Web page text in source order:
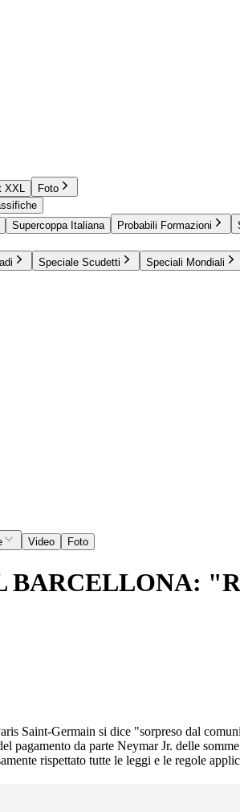
XXL
Foto
Supercoppa Italiana Probabili Formazioni
Speciale Scudetti Speciali Mondiali
Video Foto
BARCELLONA:
Saint-Germain si dice "sorpreso dal
pagamento da parte Neymar Jr. delle
rispettato tutte le leggi e le regole